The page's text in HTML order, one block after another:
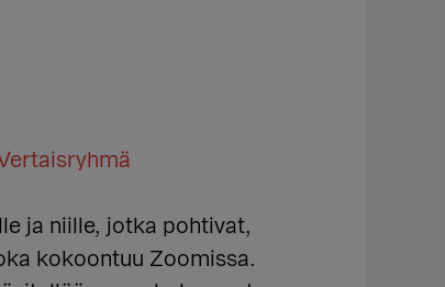
ja niille, jotka pohtivat,
kokoontuu Zoomissa.